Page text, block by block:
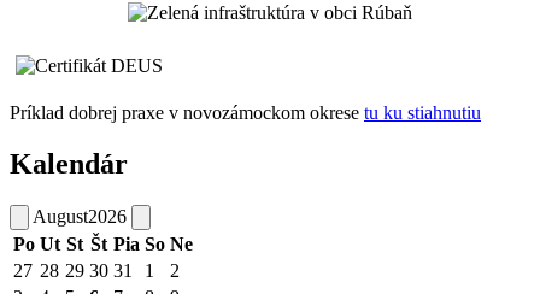
Príklad dobrej praxe v novozámockom okrese tu ku stiahnutiu
Kalendár
August2026
Po Ut St Št Pia So Ne
27 28 29 30 31 1
2